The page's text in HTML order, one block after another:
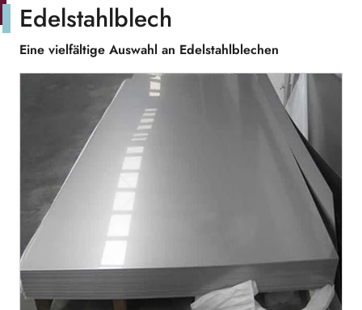
Eine vielfältige Auswahl an Edelstahlblechen
Edelstahlblech